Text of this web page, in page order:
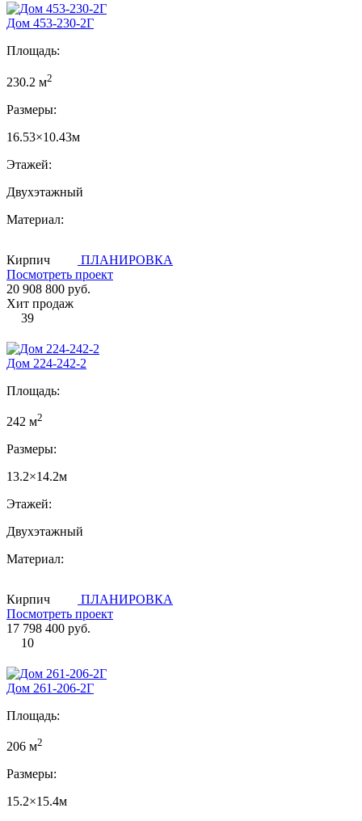
Дом 453-230-2Г
Площадь:
230.2 м2
Размеры:
16.53×10.43м
Этажей:
Двухэтажный
Материал:
Кирпич
ПЛАНИРОВКА
Посмотреть проект
20 908 800 руб.
Хит продаж
39
Дом 224-242-2
Площадь:
242 м2
Размеры:
13.2×14.2м
Этажей:
Двухэтажный
Материал:
Кирпич
ПЛАНИРОВКА
Посмотреть проект
17 798 400 руб.
10
Дом 261-206-2Г
Площадь:
206 м2
Размеры:
15.2×15.4м